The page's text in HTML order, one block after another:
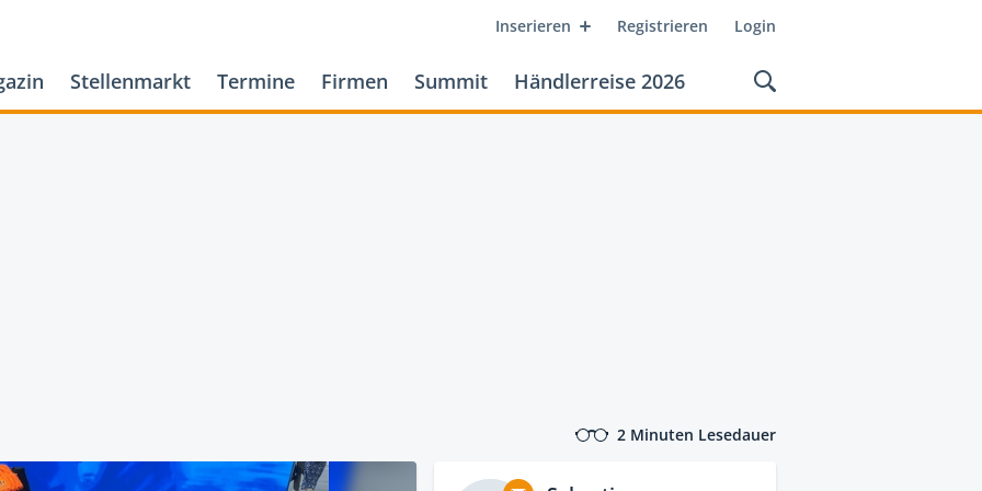
Inserieren Registrieren Login
Stellenmarkt Termine Firmen Summit Händlerreise 2026
2 Minuten Lesedauer